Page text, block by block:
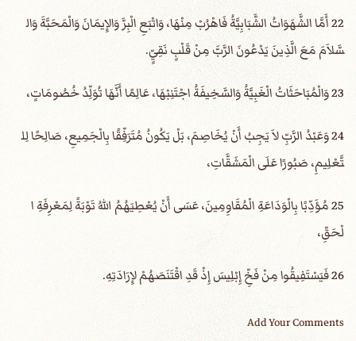
22 أَمَّا الشَّهَوَاتُ الشَّبَابِيَّةُ فَاهْرُبْ مِنْهَا، وَاتْبَعِ الْبِرَّ وَالإِيمَانَ وَالْمَحَبَّةَ وَال
سَّلاَمَ مَعَ الَّذِينَ يَدْعُونَ الرَّبَّ مِنْ قَلْبٍ نَقِيٍّ.
23 وَالْمُبَاحَثَاتُ الْغَبِيَّةُ وَالسَّخِيفَةُ اجْتَنِبْهَا، عَالِمًا أَنَّهَا تُوَلِّدُ خُصُومَاتٍ،
24 وَعَبْدُ الرَّبِّ لاَ يَجِبُ أَنْ يُخَاصِمَ، بَلْ يَكُونُ مُتَرَفِّقًا بِالْجَمِيعِ، صَالِحًا لِل
تَّعْلِيمِ، صَبُورًا عَلَى الْمَشَقَّاتِ،
25 مُؤَدِّبًا بِالْوَدَاعَةِ الْمُقَاوِمِينَ، عَسَى أَنْ يُعْطِيَهُمُ اللهُ تَوْبَةً لِمَعْرِفَةِ ا
لْحَقِّ،
26 فَيَسْتَفِيقُوا مِنْ فَخِّ إِبْلِيسَ إِذْ قَدِ اقْتَنَصَهُمْ لإِرَادَتِهِ.
Add Your Comments